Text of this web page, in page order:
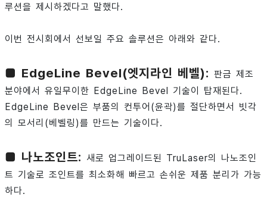
루션을 제시하겠다고 말했다.
이번 전시회에서 선보일 주요 솔루션은 아래와 같다.
■ EdgeLine Bevel(엣지라인 베벨): 판금 제조
분야에서 유일무이한 EdgeLine Bevel 기술이 탑재된다.
EdgeLine Bevel은 부품의 컨투어(윤곽)를 절단하면서 빗각
의 모서리(베벨링)를 만드는 기술이다.
■ 나노조인트: 새로 업그레이드된 TruLaser의 나노조인
트 기술로 조인트를 최소화해 빠르고 손쉬운 제품 분리가 가능
하다.